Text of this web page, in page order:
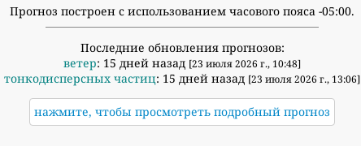
Прогноз построен с использованием часового пояса -05:00.
Последние обновления прогнозов:
ветер: 15 дней назад [23 июля 2026 г., 10:48]
тонкодисперсных частиц: 15 дней назад [23 июля 2026 г., 13:06]
нажмите, чтобы просмотреть подробный прогноз